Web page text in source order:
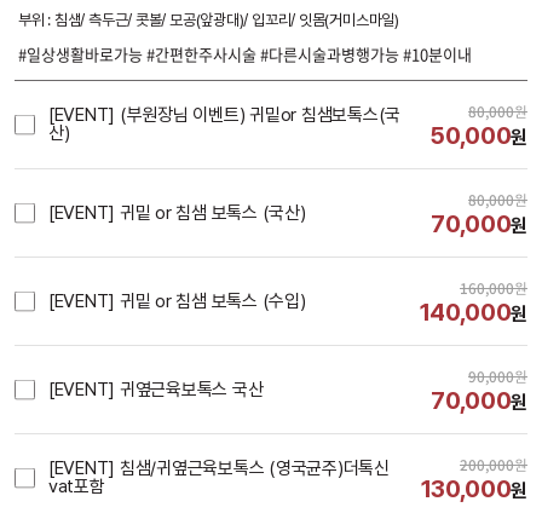
부위 : 침샘/ 측두근/ 콧볼/ 모공(앞광대)/ 입꼬리/ 잇몸(거미스마일)
#일상생활바로가능 #간편한주사시술 #다른시술과병행가능 #10분이내
[EVENT] (부원장님 이벤트) 귀밑or 침샘보톡스(국
산)
80,000원
50,000원
[EVENT] 귀밑 or 침샘 보톡스 (국산)
80,000원
70,000원
[EVENT] 귀밑 or 침샘 보톡스 (수입)
160,000원
140,000원
[EVENT] 귀옆근육보톡스 국산
90,000원
70,000원
[EVENT] 침샘/귀옆근육보톡스 (영국균주)더톡신
vat포함
200,000원
130,000원